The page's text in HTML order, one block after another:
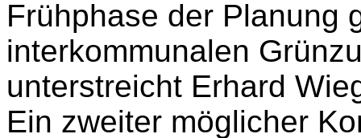
Frühphase der Planung
interkommunalen
unterstreicht Erhard
Ein zweiter möglicher